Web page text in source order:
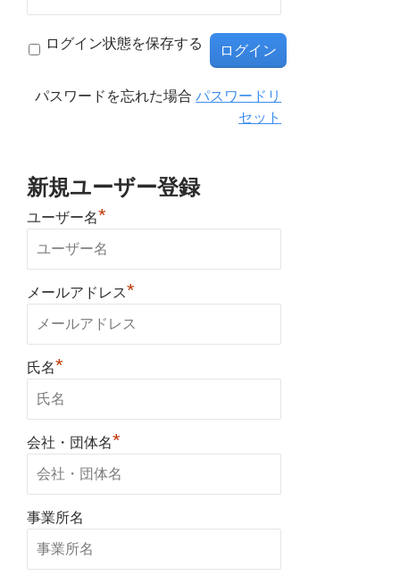
ログイン状態を保存する
パスワードを忘れた場合パスワードリ
セット
新規ユーザー登録
ユーザー名*
メールアドレス*
氏名*
会社・団体名*
事業所名